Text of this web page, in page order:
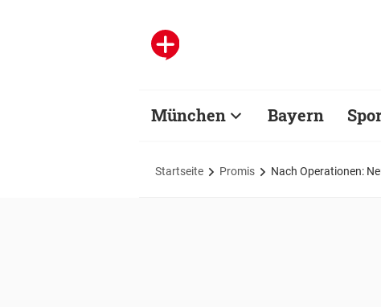
München Bayern
Startseite Promis Nach Operationen: